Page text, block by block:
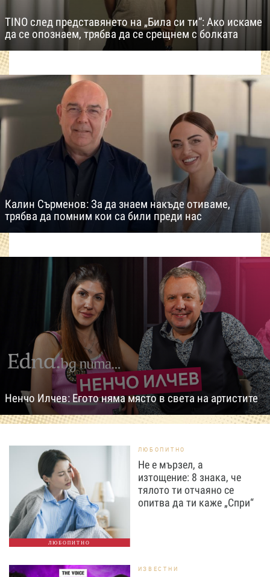
TINO след представянето на „Била си ти“: Ако искаме
да се опознаем, трябва да се срещнем с болката
Калин Сърменов: За да знаем накъде отиваме,
трябва да помним кои са били преди нас
Ненчо Илчев: Егото няма място в света на артистите
ЛЮБОПИТНО
ЛЮБОПИТНО
Не е мързел, а
изтощение: 8 знака, че
тялото ти отчаяно се
опитва да ти каже „Спри“
ИЗВЕСТНИ